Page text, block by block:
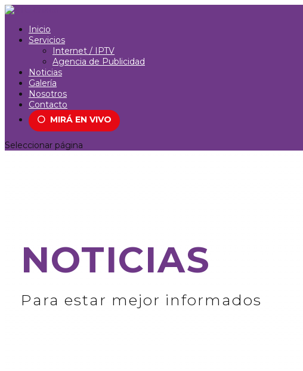
Inicio
Servicios
Internet / IPTV
Agencia de Publicidad
Noticias
Galería
Nosotros
Contacto
⚪ MIRÁ EN VIVO
Seleccionar página
NOTICIAS
Para estar mejor informados